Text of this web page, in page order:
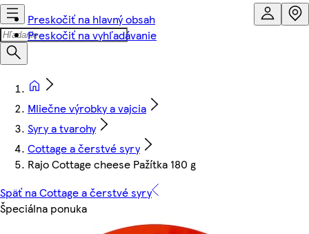
Preskočiť na hlavný obsah
Preskočiť na vyhľadávanie
Mliečne výrobky a vajcia
Syry a tvarohy
Cottage a čerstvé syry
Rajo Cottage cheese Pažítka 180 g
Späť na Cottage a čerstvé syry
Špeciálna ponuka